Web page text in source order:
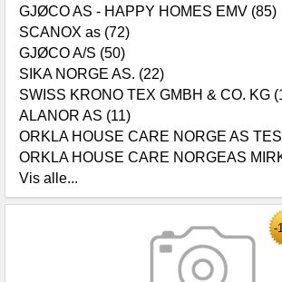
GJØCO AS - HAPPY HOMES EMV (85)
SCANOX as (72)
GJØCO A/S (50)
SIKA NORGE AS. (22)
SWISS KRONO TEX GMBH & CO. KG
ALANOR AS (11)
ORKLA HOUSE CARE NORGE AS
ORKLA HOUSE CARE NORGEAS
Vis alle...
-